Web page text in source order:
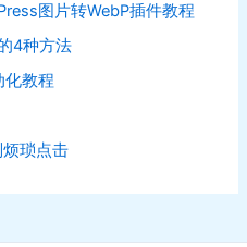
图片转WebP插件教程
4种方法
化教程
琐点击